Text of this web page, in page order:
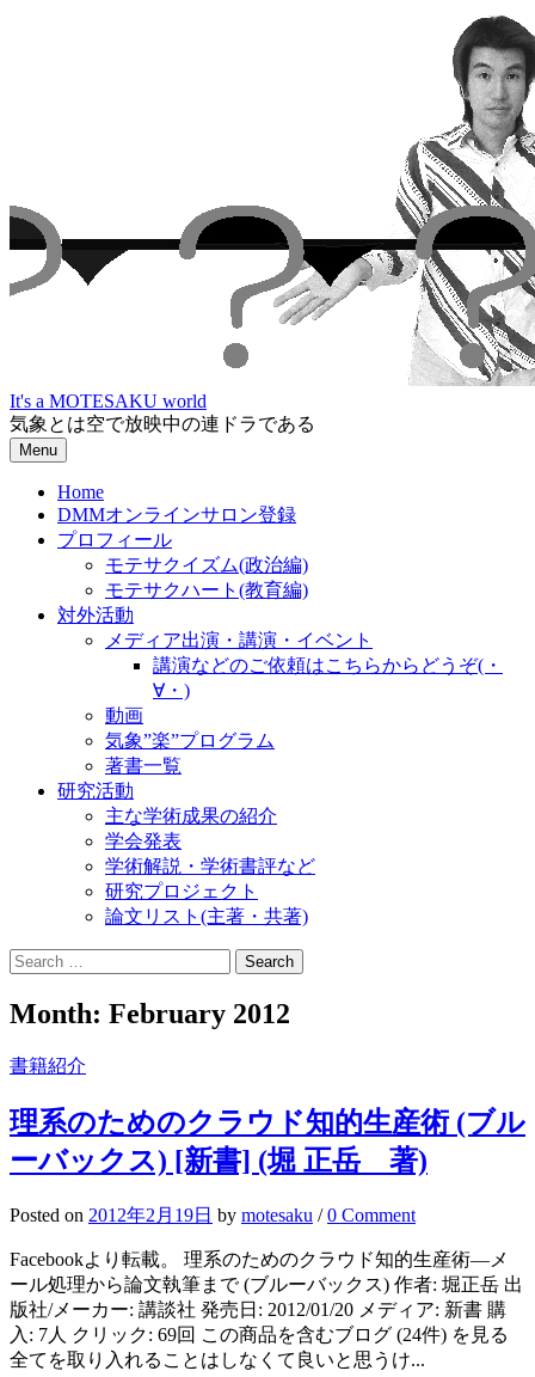
It's a MOTESAKU world
気象とは空で放映中の連ドラである
Menu
Home
DMMオンラインサロン登録
プロフィール
モテサクイズム(政治編)
モテサクハート(教育編)
対外活動
メディア出演・講演・イベント
講演などのご依頼はこちらからどうぞ(・
∀・)
動画
気象”楽”プログラム
著書一覧
研究活動
主な学術成果の紹介
学会発表
学術解説・学術書評など
研究プロジェクト
論文リスト(主著・共著)
Search
for:
Month: February 2012
書籍紹介
理系のためのクラウド知的生産術 (ブル
ーバックス) [新書] (堀 正岳 著)
Posted on 2012年2月19日 by motesaku /0 Comment
Facebookより転載。 理系のためのクラウド知的生産術―メ
ール処理から論文執筆まで (ブルーバックス) 作者: 堀正岳 出
版社/メーカー: 講談社 発売日: 2012/01/20 メディア: 新書 購
入: 7人 クリック: 69回 この商品を含むブログ (24件) を見る
全てを取り入れることはしなくて良いと思うけ...